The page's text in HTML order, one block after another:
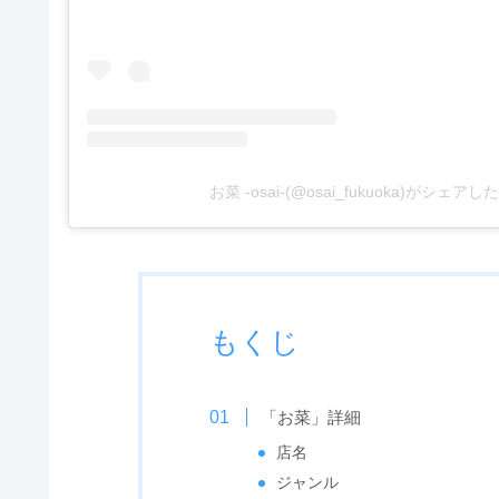
お菜 -osai-(@osai_fukuoka)がシェアし
もくじ
「お菜」詳細
店名
ジャンル